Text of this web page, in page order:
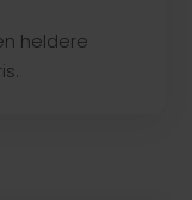
heldere